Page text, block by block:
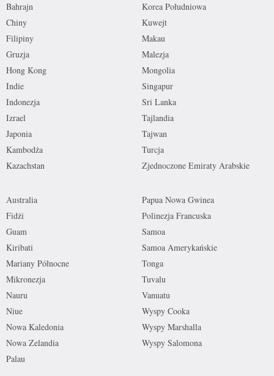
Bahrajn
Chiny
Filipiny
Gruzja
Hong Kong
Indie
Indonezja
Izrael
Japonia
Kambodża
Kazachstan
Korea Południowa
Kuwejt
Makau
Malezja
Mongolia
Singapur
Sri Lanka
Tajlandia
Tajwan
Turcja
Zjednoczone Emiraty Arabskie
Australia
Fidżi
Guam
Kiribati
Mariany Północne
Mikronezja
Nauru
Niue
Nowa Kaledonia
Nowa Zelandia
Palau
Papua Nowa Gwinea
Polinezja Francuska
Samoa
Samoa Amerykańskie
Tonga
Tuvalu
Vanuatu
Wyspy Cooka
Wyspy Marshalla
Wyspy Salomona